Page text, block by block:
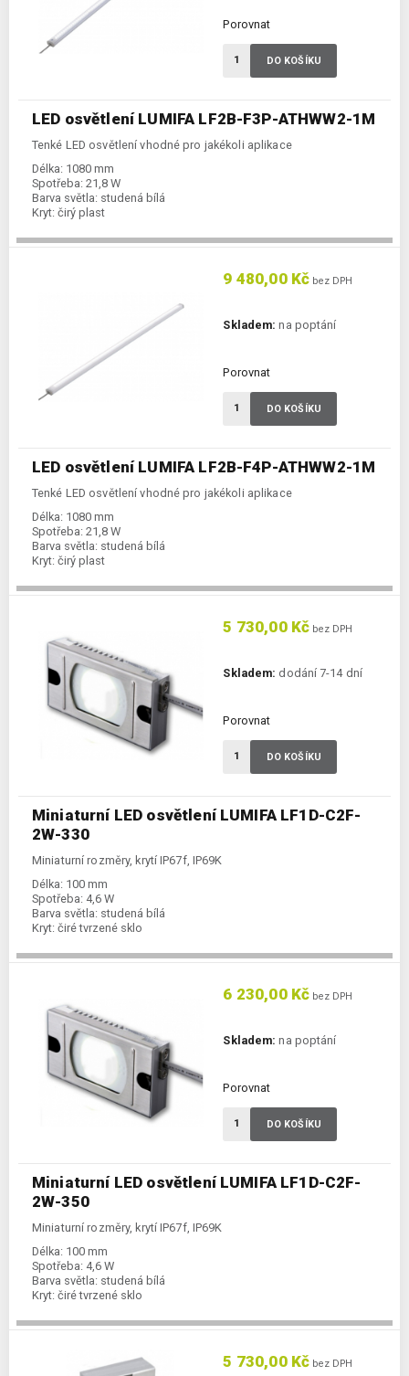
LED osvětlení LUMIFA LF2B-F3P-ATHWW2-1M
Tenké LED osvětlení vhodné pro jakékoli aplikace
Délka: 1080 mm
Spotřeba: 21,8 W
Barva světla: studená bílá
Kryt: čirý plast
Porovnat
DO KOŠÍKU
LED osvětlení LUMIFA LF2B-F4P-ATHWW2-1M
Tenké LED osvětlení vhodné pro jakékoli aplikace
Délka: 1080 mm
Spotřeba: 21,8 W
Barva světla: studená bílá
Kryt: čirý plast
9 480,00 Kč bez DPH
Skladem: na poptání
Porovnat
DO KOŠÍKU
Miniaturní LED osvětlení LUMIFA LF1D-C2F-
2W-330
Miniaturní rozměry, krytí IP67f, IP69K
Délka: 100 mm
Spotřeba: 4,6 W
Barva světla: studená bílá
Kryt: čiré tvrzené sklo
5 730,00 Kč bez DPH
Skladem: dodání 7-14 dní
Porovnat
DO KOŠÍKU
Miniaturní LED osvětlení LUMIFA LF1D-C2F-
2W-350
Miniaturní rozměry, krytí IP67f, IP69K
Délka: 100 mm
Spotřeba: 4,6 W
Barva světla: studená bílá
Kryt: čiré tvrzené sklo
6 230,00 Kč bez DPH
Skladem: na poptání
Porovnat
DO KOŠÍKU
5 730,00 Kč bez DPH